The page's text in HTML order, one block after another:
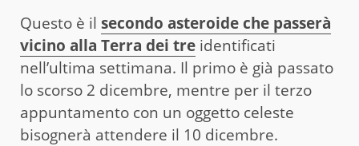
Questo è il secondo asteroide che passerà
vicino alla Terra dei tre identificati
nell’ultima settimana. Il primo è già passato
lo scorso 2 dicembre, mentre per il terzo
appuntamento con un oggetto celeste
bisognerà attendere il 10 dicembre.